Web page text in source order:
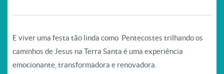
E viver uma festa tão linda como Pentecostes trilhando os
caminhos de Jesus na Terra Santa é uma experiência
emocionante, transformadora e renovadora.